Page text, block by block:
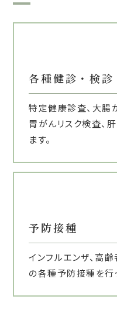
各種健診・検診
特定健康診査、大腸
胃がんリスク検査、
ます。
予防接種
インフルエンザ、高
の各種予防接種を行